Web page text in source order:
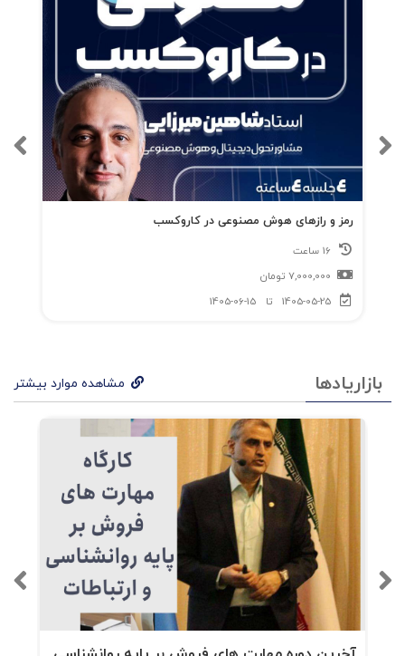
ماهی‌ها نمی‌دانند که در آب هستندحال‌گرا هستید
اقدامات کوچک هویت شما را تغییر می‌دهد
بخش 2: نه گفتن اگر حس نمی‌کنی «آره، خودشه!»
پس بگو نه
هنر بی‌فایده است، من هم همین‌طور
آسیب‌پذیر است)
ترک عادتی که دوستش داری
پایان این بازی چگونه خواهد بود؟
اجتماعیِ انفرادی بیرون آمدن از حال بد روح
یبخش 3: دست‌به‌کار شو
محدودیت سرعت وجود ندارد
رمز و رازهای هوش مصنوعی در کاروکسب
7,000,000 تومان
1405-05-25
تا 1405-06-15
بازاریادها مشاهده موارد بیشتر